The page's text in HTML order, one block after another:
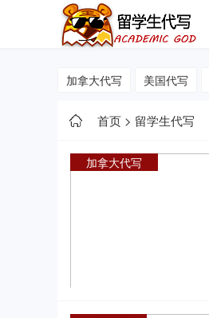
加拿大代写 美国代写
首页 > 留学生代写
加拿大代写